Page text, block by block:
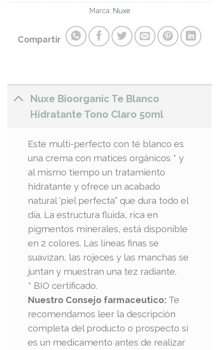
Marca: Nuxe
Compartir
Nuxe Bioorganic Te Blanco
Hidratante Tono Claro 50ml
Este multi-perfecto con té blanco es
una crema con matices orgánicos * y
al mismo tiempo un tratamiento
hidratante y ofrece un acabado
natural ‘piel perfecta” que dura todo el
día. La estructura fluida, rica en
pigmentos minerales, está disponible
en 2 colores. Las líneas finas se
suavizan, las rojeces y las manchas se
juntan y muestran una tez radiante.
* BIO certificado.
Nuestro Consejo farmaceutico: Te
recomendamos leer la descripción
completa del producto o prospecto si
es un medicamento antes de realizar